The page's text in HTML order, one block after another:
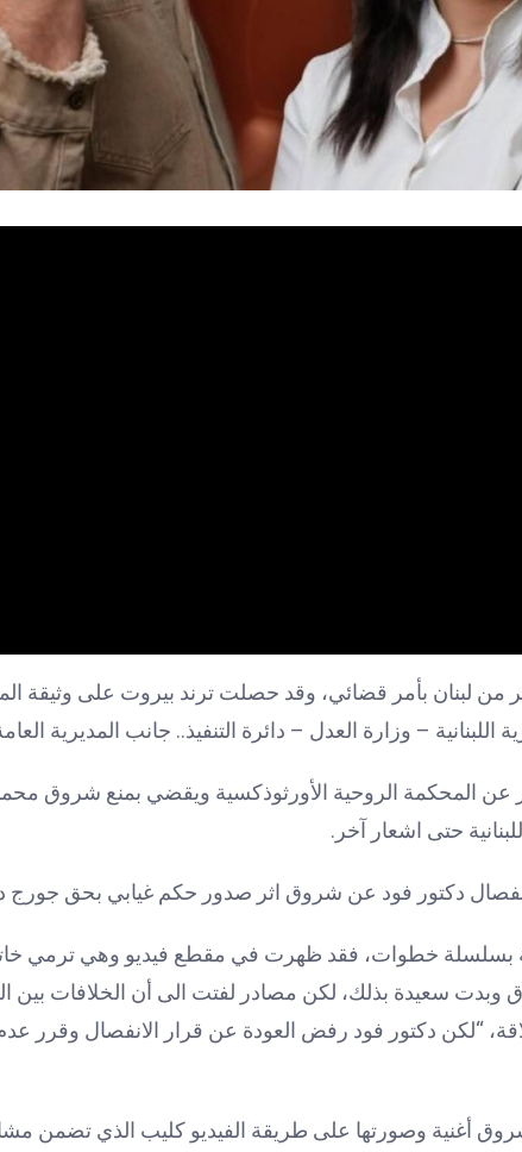
لبنان بأمر قضائي، وقد حصلت ترند بيروت على وثيقة
– وزارة العدل – دائرة التنفيذ.. جانب المديرية
عن المحكمة الروحية الأورثوذكسية ويقضي بمنع شروق
حتى اشعار آخر.
دكتور فود عن شروق اثر صدور حكم غيابي بحق جورج
بسلسلة خطوات، فقد ظهرت في مقطع فيديو وهي ترمي خاتم
سعيدة بذلك، لكن مصادر لفتت الى أن الخلافات بين
“لكن دكتور فود رفض العودة عن قرار الانفصال وقرر
أغنية وصورتها على طريقة الفيديو كليب الذي تضمن